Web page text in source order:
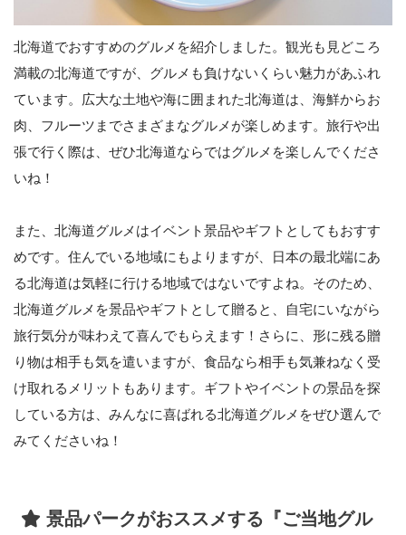
北海道でおすすめのグルメを紹介しました。観光も見どころ
満載の北海道ですが、グルメも負けないくらい魅力があふれ
ています。広大な土地や海に囲まれた北海道は、海鮮からお
肉、フルーツまでさまざまなグルメが楽しめます。旅行や出
張で行く際は、ぜひ北海道ならではグルメを楽しんでくださ
いね！
また、北海道グルメはイベント景品やギフトとしてもおすす
めです。住んでいる地域にもよりますが、日本の最北端にあ
る北海道は気軽に行ける地域ではないですよね。そのため、
北海道グルメを景品やギフトとして贈ると、自宅にいながら
旅行気分が味わえて喜んでもらえます！さらに、形に残る贈
り物は相手も気を遣いますが、食品なら相手も気兼ねなく受
け取れるメリットもあります。ギフトやイベントの景品を探
している方は、みんなに喜ばれる北海道グルメをぜひ選んで
みてくださいね！
景品パークがおススメする『ご当地グル